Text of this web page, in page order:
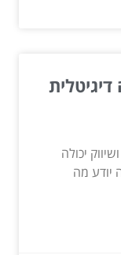
יכולה
יודע מה